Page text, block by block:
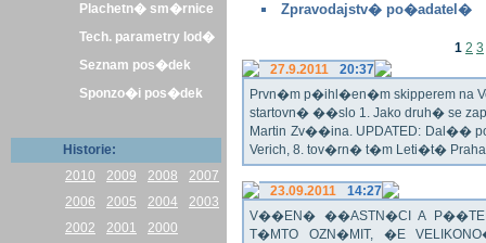
Plachetn� sm�rnice
Tech. parametry lod�
Seznam pos�dek
Sponzo�i pos�dek
Historie:
2010
2009 2008
2007
2006
2005 2004
2003
2002
2001 2000
Zpravodajstv� po�adatel�
1 2 3
27.9.2011
20:37
Prvn�m p�ihl�en�m skipperem na
startovn� ��slo 1. Jako druh� se
Martin Zv��ina. UPDATED: Dal��
Verich, 8. tov�rn� t�m Leti�t� Praha
23.09.2011
14:27
V��EN� ��ASTN�CI A
T�MTO OZN�MIT, �E